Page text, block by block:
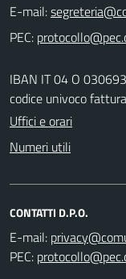
E-mail:
PEC:
IBAN IT 04 O
codice univoco
Uffici e orari
Numeri utili
CONTATTI D.P.O.
E-mail:
PEC: